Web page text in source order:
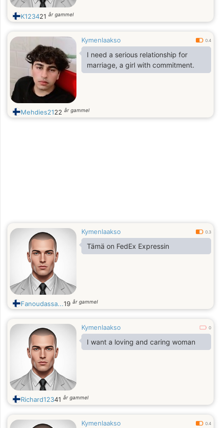
K123421 år gammel
Kymenlaakso 0.4
I need a serious relationship for
marriage, a girl with commitment.
Mehdies2122 år gammel
Kymenlaakso 0.3
Tämä on FedEx Expressin
Fanoudassa...19 år gammel
Kymenlaakso 0
I want a loving and caring woman
Richard12341 år gammel
Kymenlaakso 0.4